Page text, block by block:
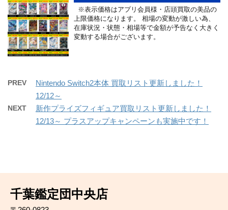
※表示価格はアプリ会員様・店頭買取の美品の
上限価格になります。 相場の変動が激しい為、
在庫状況・状態・相場等で金額が予告なく大きく
変動する場合がございます。
PREV
Nintendo Switch2本体 買取リスト更新しました！
12/12～
NEXT
新作プライズフィギュア買取リスト更新しました！
12/13～ プラスアップキャンペーンも実施中です！
千葉鑑定団中央店